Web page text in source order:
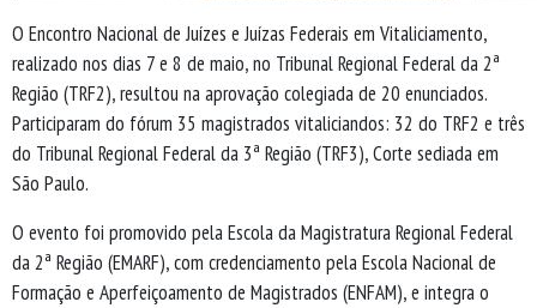
O Encontro Nacional de Juízes e Juízas Federais em Vitaliciamento,
realizado nos dias 7 e 8 de maio, no Tribunal Regional Federal da 2ª
Região (TRF2), resultou na aprovação colegiada de 20 enunciados.
Participaram do fórum 35 magistrados vitaliciandos: 32 do TRF2 e três
do Tribunal Regional Federal da 3ª Região (TRF3), Corte sediada em
São Paulo.
O evento foi promovido pela Escola da Magistratura Regional Federal
da 2ª Região (EMARF), com credenciamento pela Escola Nacional de
Formação e Aperfeiçoamento de Magistrados (ENFAM), e integra o